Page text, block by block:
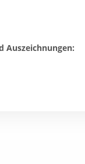
Auszeichnungen: